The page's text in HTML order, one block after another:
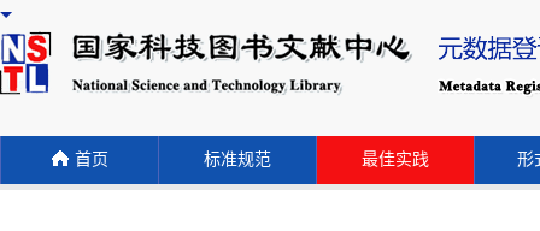
首页 标准规范 最佳实践 形